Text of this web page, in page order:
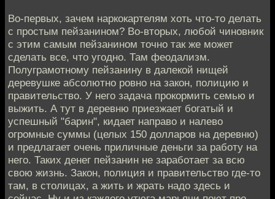
Во-первых, зачем наркокартелям хоть что-то делать
с простым пейзанином? Во-вторых, любой чиновник
с этим самым пейзанином точно так же может
сделать все, что угодно. Там феодализм.
Полуграмотному пейзанину в далекой нищей
деревушке абсолютно ровно на закон, полицию и
правительство. У него задача прокормить семью и
выжить. А тут в деревню приезжает богатый и
успешный "барин", кидает направо и налево
огромные суммы (целых 150 долларов на деревню)
и предлагает очень приличные деньги за работу на
него. Таких денег пейзанин не заработает за всю
свою жизнь. Закон, полиция и правительство где-то
там, в столицах, а жить и жрать надо здесь и